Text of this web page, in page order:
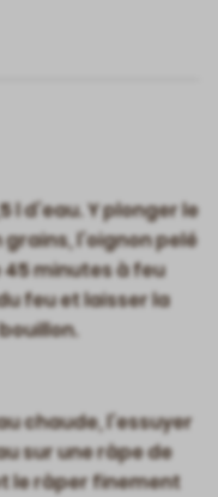
l d’eau. Y plonger le
l’oignon pelé
minutes à feu
feu et laisser la
chaude, l’essuyer
sur une râpe de
le râper finement